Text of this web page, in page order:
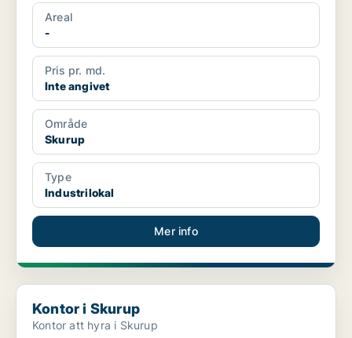
Areal
-
Pris pr. md.
Inte angivet
Område
Skurup
Type
Industrilokal
Mer info
Kontor i Skurup
Kontor i Skurup
Kontor att hyra i Skurup